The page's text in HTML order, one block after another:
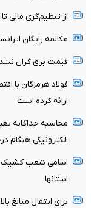
از تنظیم‌گری مالی
مکالمه رایگان
قیمت برق گران
فولاد هرمزگان با
ارائه کرده است
الکترونیکی
استانها
برای انتقال مبالغ